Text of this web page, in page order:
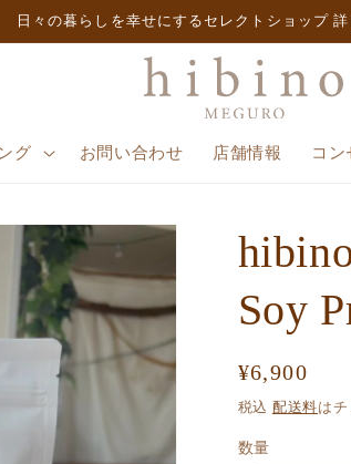
日々の暮らしを幸せにするセレクトショップ
グ お問い合わせ 店舗情報 コン
Soy
通
常
¥6,900
税込 配送料は
数量